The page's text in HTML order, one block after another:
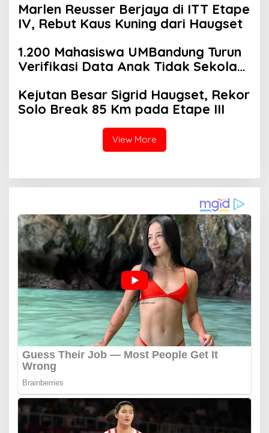
Marlen Reusser Berjaya di ITT Etape
IV, Rebut Kaus Kuning dari Haugset
1.200 Mahasiswa UMBandung Turun
Verifikasi Data Anak Tidak Sekolah,
Jawa Barat Menyelamatkan
Generasi
Kejutan Besar Sigrid Haugset, Rekor
Solo Break 85 Km pada Etape III
View More